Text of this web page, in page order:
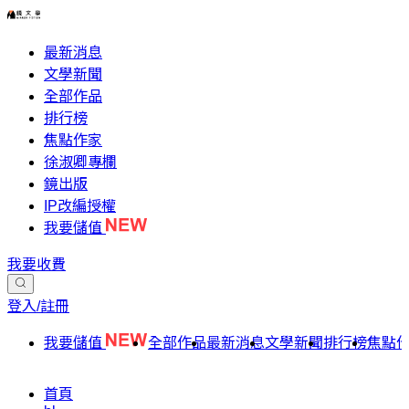
最新消息
文學新聞
全部作品
排行榜
焦點作家
徐淑卿專欄
鏡出版
IP改編授權
我要儲值
我要收費
登入/註冊
我要儲值 全部作品最新消息文學新聞排行榜焦點
首頁